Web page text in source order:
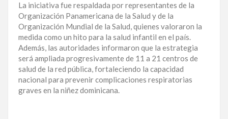
La iniciativa fue respaldada por representantes de la
Organización Panamericana de la Salud y de la
Organización Mundial de la Salud, quienes valoraron la
medida como un hito para la salud infantil en el país.
Además, las autoridades informaron que la estrategia
será ampliada progresivamente de 11 a 21 centros de
salud de la red pública, fortaleciendo la capacidad
nacional para prevenir complicaciones respiratorias
graves en la niñez dominicana.